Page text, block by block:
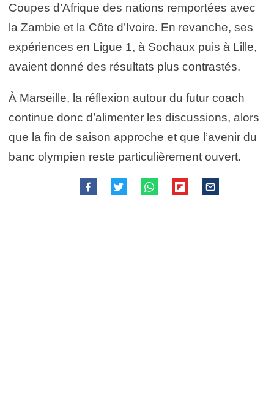
Coupes d’Afrique des nations remportées avec
la Zambie et la Côte d’Ivoire. En revanche, ses
expériences en Ligue 1, à Sochaux puis à Lille,
avaient donné des résultats plus contrastés.
À Marseille, la réflexion autour du futur coach
continue donc d’alimenter les discussions, alors
que la fin de saison approche et que l’avenir du
banc olympien reste particulièrement ouvert.